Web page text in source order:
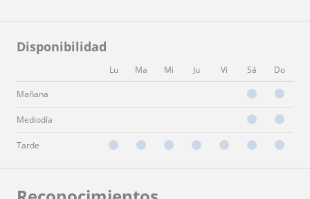
Disponibilidad
Lu Ma Mi Ju Vi Sá Do
Mañana
Mediodía
Tarde